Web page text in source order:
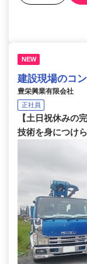
NEW
建設現場のコ
豊栄興業有限会社
正社員
【土日祝休みの
技術を身につけ